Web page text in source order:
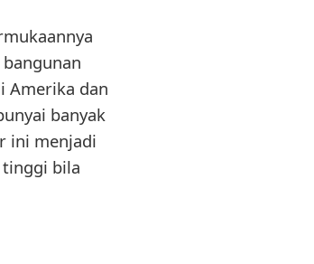
Amerika dan
banyak
ini menjadi
bila